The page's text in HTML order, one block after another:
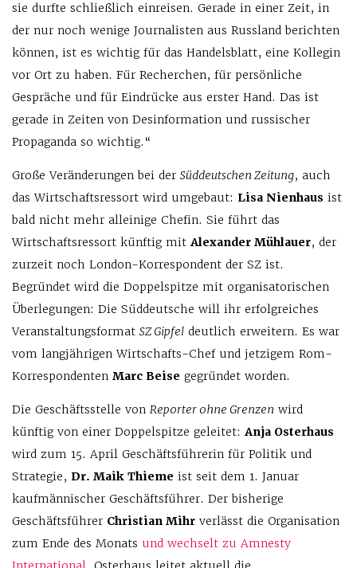
sie durfte schließlich einreisen. Gerade in einer Zeit, in
der nur noch wenige Journalisten aus Russland berichten
können, ist es wichtig für das Handelsblatt, eine Kollegin
vor Ort zu haben. Für Recherchen, für persönliche
Gespräche und für Eindrücke aus erster Hand. Das ist
gerade in Zeiten von Desinformation und russischer
Propaganda so wichtig.“
Große Veränderungen bei der Süddeutschen Zeitung, auch
das Wirtschaftsressort wird umgebaut: Lisa Nienhaus ist
bald nicht mehr alleinige Chefin. Sie führt das
Wirtschaftsressort künftig mit Alexander Mühlauer, der
zurzeit noch London-Korrespondent der SZ ist.
Begründet wird die Doppelspitze mit organisatorischen
Überlegungen: Die Süddeutsche will ihr erfolgreiches
Veranstaltungsformat SZ Gipfel deutlich erweitern. Es war
vom langjährigen Wirtschafts-Chef und jetzigem Rom-
Korrespondenten Marc Beise gegründet worden.
Die Geschäftsstelle von Reporter ohne Grenzen wird
künftig von einer Doppelspitze geleitet: Anja Osterhaus
wird zum 15. April Geschäftsführerin für Politik und
Strategie, Dr. Maik Thieme ist seit dem 1. Januar
kaufmännischer Geschäftsführer. Der bisherige
Geschäftsführer Christian Mihr verlässt die Organisation
zum Ende des Monats und wechselt zu Amnesty